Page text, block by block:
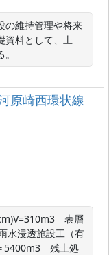
の維持管理や将来
資料として、土
原崎西環状線
　表層
水浸透施設工（有
5400m3　残土処